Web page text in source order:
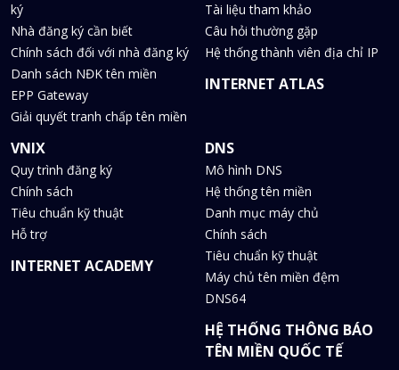
ký
Nhà đăng ký cần biết
Chính sách đối với nhà đăng ký
Danh sách NĐK tên miền
EPP Gateway
Giải quyết tranh chấp tên miền
Tài liệu tham khảo
Câu hỏi thường gặp
Hệ thống thành viên địa chỉ IP
INTERNET ATLAS
VNIX
Quy trình đăng ký
Chính sách
Tiêu chuẩn kỹ thuật
Hỗ trợ
INTERNET ACADEMY
DNS
Mô hình DNS
Hệ thống tên miền
Danh mục máy chủ
Chính sách
Tiêu chuẩn kỹ thuật
Máy chủ tên miền đệm
DNS64
HỆ THỐNG THÔNG BÁO
TÊN MIỀN QUỐC TẾ